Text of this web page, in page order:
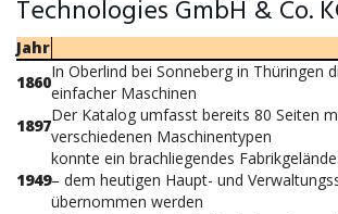
Technologies GmbH & Co.
Jahr
1860
In Oberlind bei Sonneberg in Thüringen
einfacher Maschinen
1897
Der Katalog umfasst bereits 80 Seiten
verschiedenen Maschinentypen
1949
konnte ein brachliegendes
– dem heutigen Haupt- und
übernommen werden